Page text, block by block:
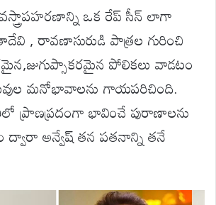
ఒక రేప్ సీన్ లాగా
, రావణాసురుడి పాత్రల గురించి
పోలికలు వాడటం
మనోభావాలను గాయపరిచింది.
ప్రాణప్రదంగా భావించే పురాణాలను
ద్వారా అన్వేష్ తన పతనాన్ని తనే